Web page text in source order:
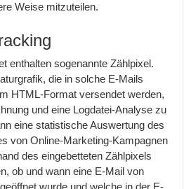
Weise mitzuteilen.
enthalten sogenannte Zählpixel.
die in solche E-Mails
HTML-Format versendet werden,
und eine Logdatei-Analyse zu
eine statistische Auswertung des
von Online-Marketing-Kampagnen
des eingebetteten Zählpixels
ob und wann eine E-Mail von
wurde und welche in der E-